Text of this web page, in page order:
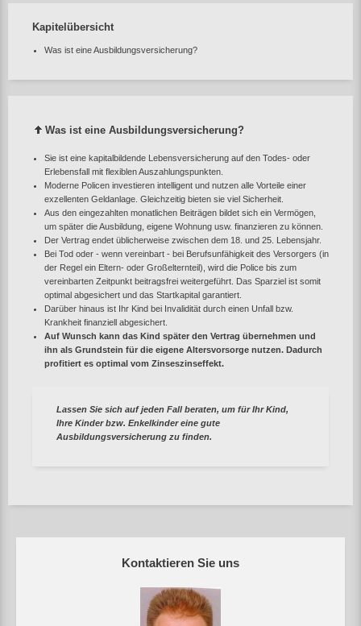
Kontaktieren Sie uns
Kapitelübersicht
Was ist eine Ausbildungsversicherung?
Was ist eine Ausbildungsversicherung?
Sie ist eine kapitalbildende Lebensversicherung auf den Todes- oder
Erlebensfall mit flexiblen Auszahlungspunkten.
Moderne Policen investieren intelligent und nutzen alle Vorteile einer
exzellenten Geldanlage. Gleichzeitig bieten sie viel Sicherheit.
Aus den eingezahlten monatlichen Beiträgen bildet sich ein Vermögen,
um später die Ausbildung, eigene Wohnung usw. finanzieren zu können.
Der Vertrag endet üblicherweise zwischen dem 18. und 25. Lebensjahr.
Bei Tod oder - wenn vereinbart - bei Berufsunfähigkeit des Versorgers (in
der Regel ein Eltern- oder Großelternteil), wird die Police bis zum
vereinbarten Zeitpunkt beitragsfrei weitergeführt. Das Sparziel ist somit
optimal abgesichert und das Startkapital garantiert.
Darüber hinaus ist Ihr Kind bei Invalidität durch einen Unfall bzw.
Krankheit finanziell abgesichert.
Auf Wunsch kann das Kind später den Vertrag übernehmen und
ihn als Grundstein für die eigene Altersvorsorge nutzen. Dadurch
profitiert es optimal vom Zinseszinseffekt.
Lassen Sie sich auf jeden Fall beraten, um für Ihr Kind,
Ihre Kinder bzw. Enkelkinder eine gute
Ausbildungsversicherung zu finden.